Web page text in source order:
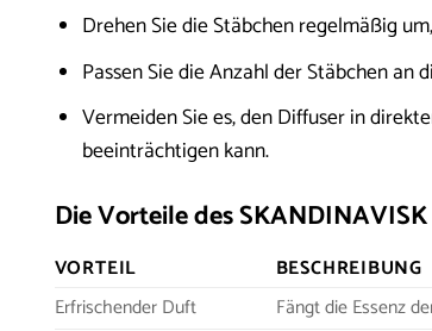
Drehen Sie die Stäbchen regelmäßig
Passen Sie die Anzahl der Stäbchen an
Vermeiden Sie es, den Diffuser in
beeinträchtigen kann.
Die Vorteile des
VORTEIL
BESCHREIBUNG
Erfrischender Duft
Fängt die Essenz